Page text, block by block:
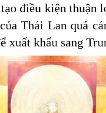
điều kiện thuận
Thái Lan quá
xuất khẩu sang